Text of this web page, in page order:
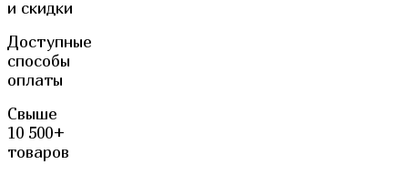
и скидки
Доступные
способы
оплаты
Свыше
10 500+
товаров